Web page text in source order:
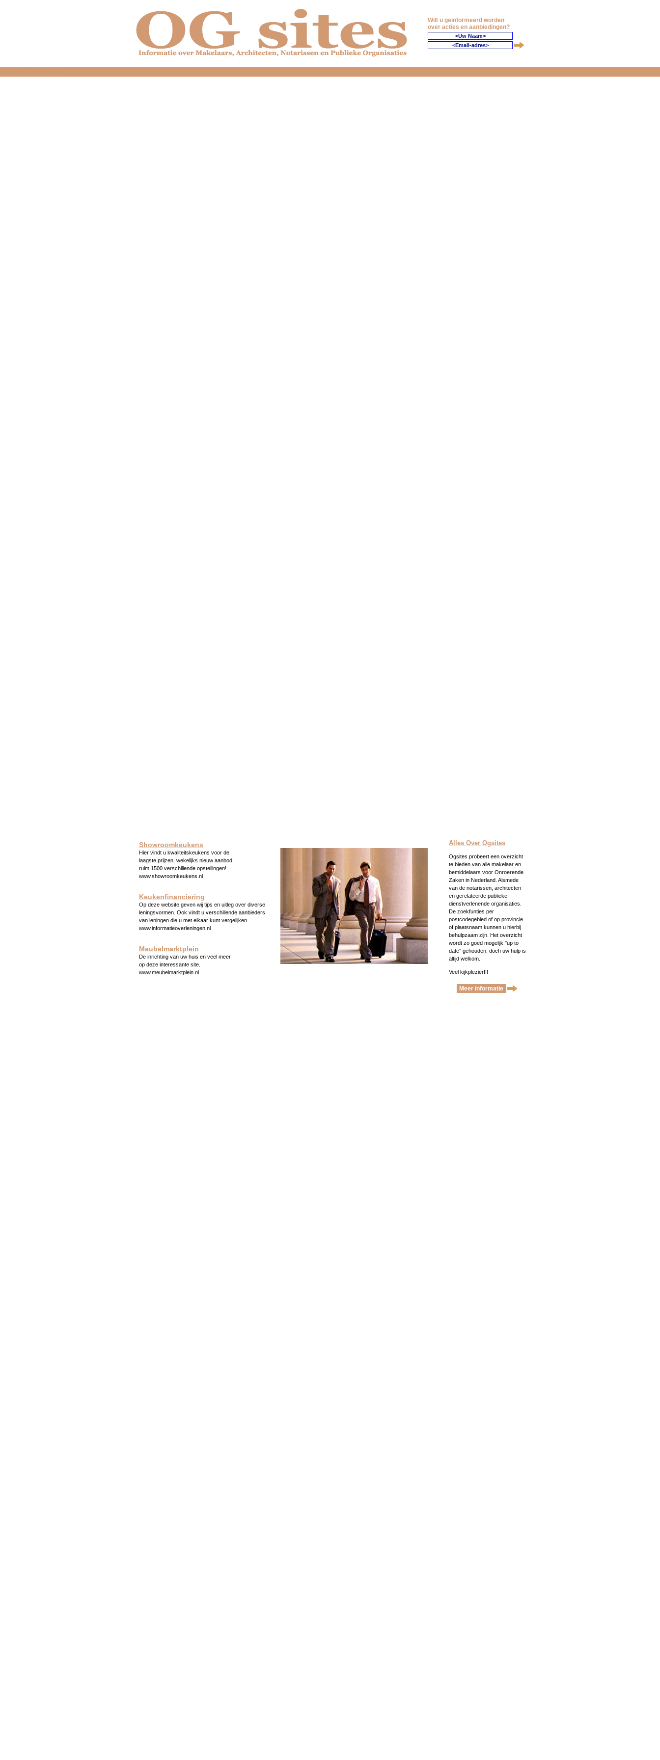
Wilt u geinformeerd worden
over acties en aanbiedingen?
Showroomkeukens
Hier vindt u kwaliteitskeukens voor de
laagste prijzen, wekelijks nieuw aanbod,
ruim 1500 verschillende opstellingen!
www.showroomkeukens.nl
Keukenfinanciering
Op deze website geven wij tips en uitleg over diverse
leningsvormen. Ook vindt u verschillende aanbieders
van leningen die u met elkaar kunt vergelijken.
www.informatieoverleningen.nl
Meubelmarktplein
De inrichting van uw huis en veel meer
op deze interessante site.
www.meubelmarktplein.nl
Alles Over Ogsites
Ogsites probeert een overzicht
te bieden van alle makelaar en
bemiddelaars voor Onroerende
Zaken in Nederland. Alsmede
van de notarissen, architecten
en gerelateerde publieke
dienstverlenende organisaties.
De zoekfunties per
postcodegebied of op provincie
of plaatsnaam kunnen u hierbij
behulpzaam zijn. Het overzicht
wordt zo goed mogelijk ''up to
date'' gehouden, doch uw hulp is
altijd welkom.
Veel kijkplezier!!!
Meer informatie